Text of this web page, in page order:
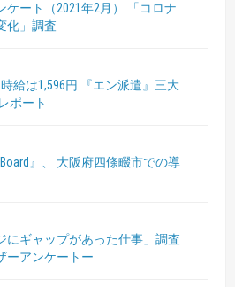
ケート（2021年2月）
「コロナ
化」調査
給は1,596円
『エン派遣』三大
ポート
』、 大阪府四條畷市での導
にギャップがあった仕事」調査
ーアンケートー